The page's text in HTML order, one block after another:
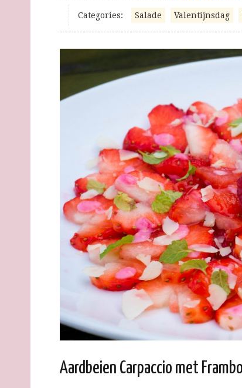
Categories: Salade Valentijnsdag
Aardbeien Carpaccio met